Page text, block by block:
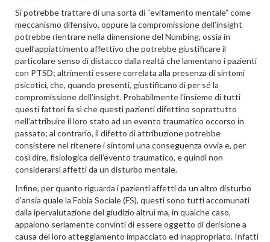
Si potrebbe trattare di una sorta di “evitamento mentale” come
meccanismo difensivo, oppure la compromissione dell’insight
potrebbe rientrare nella dimensione del Numbing, ossia in
quell’appiattimento affettivo che potrebbe giustificare il
particolare senso di distacco dalla realtà che lamentano i pazienti
con PTSD; altrimenti essere correlata alla presenza di sintomi
psicotici, che, quando presenti, giustificano di per sé la
compromissione dell’insight. Probabilmente l’insieme di tutti
questi fattori fa sì che questi pazienti difettino soprattutto
nell’attribuire il loro stato ad un evento traumatico occorso in
passato; al contrario, il difetto di attribuzione potrebbe
consistere nel ritenere i sintomi una conseguenza ovvia e, per
così dire, fisiologica dell’evento traumatico, e quindi non
considerarsi affetti da un disturbo mentale.
Infine, per quanto riguarda i pazienti affetti da un altro disturbo
d’ansia quale la Fobia Sociale (FS), questi sono tutti accomunati
dalla ipervalutazione del giudizio altrui ma, in qualche caso,
appaiono seriamente convinti di essere oggetto di derisione a
causa del loro atteggiamento impacciato ed inappropriato. Infatti